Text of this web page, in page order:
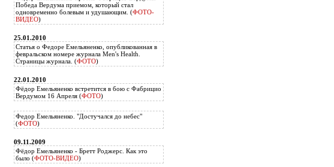
Победа Вердума приемом, который стал
одновременно болевым и удушающим. (ФОТО-
ВИДЕО)
25.01.2010
Статья о Федоре Емельяненко, опубликованная в
февральском номере журнала Men's Health.
Страницы журнала. (ФОТО)
22.01.2010
Фёдор Емельяненко встретится в бою с Фабрицио
Вердумом 16 Апреля (ФОТО)
Федор Емельяненко. "Достучался до небес"
(ФОТО)
09.11.2009
Фёдор Емельяненко - Бретт Роджерс. Как это
было (ФОТО-ВИДЕО)